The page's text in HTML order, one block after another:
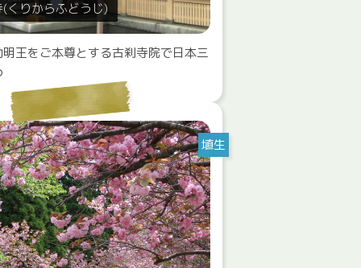
くりからふどうじ)
王をご本尊とする古刹寺院で日本三
埴生